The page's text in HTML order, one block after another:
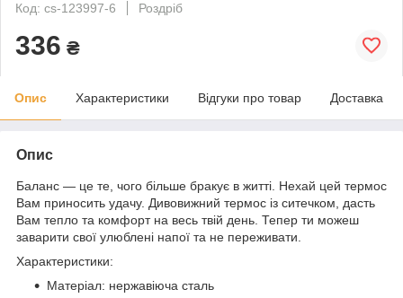
Код: cs-123997-6
Роздріб
336 ₴
Опис Характеристики Відгуки про товар Доставка
Опис
Баланс — це те, чого більше бракує в житті. Нехай цей термос
Вам приносить удачу. Дивовижний термос із ситечком, дасть
Вам тепло та комфорт на весь твій день. Тепер ти можеш
заварити свої улюблені напої та не переживати.
Характеристики:
Матеріал: нержавіюча сталь